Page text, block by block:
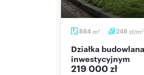
884 m2 248 zł/m2
Działka budowlana 884 m2 z potencjałem
inwestycyjnym
219 000 zł